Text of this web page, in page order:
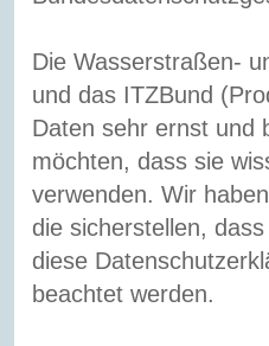
Die Wasserstraßen-
und das ITZBund
Daten sehr ernst und
möchten, dass sie
verwenden. Wir
die sicherstellen,
diese
beachtet werden.